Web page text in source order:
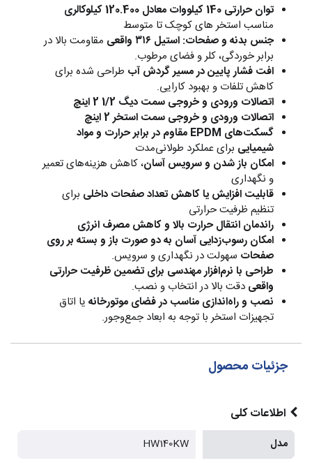
توان حرارتی 140 کیلووات معادل 120.400 کیلوکالری
مناسب استخر های کوچک تا متوسط
جنس بدنه و صفحات: استیل ۳۱۶ واقعی
مقاومت بالا در
برابر خوردگی، کلر و فضای مرطوب.
افت فشار پایین در مسیر گردش آب طراحی شده برای
کاهش تلفات و بهبود کارایی.
اتصالات ورودی و خروجی سمت دیگ 1/2 2 اینچ
اتصالات ورودی و خروجی سمت استخر 2 اینچ
گسکت‌های EPDM مقاوم در برابر حرارت و مواد
شیمیایی برای عملکرد طولانی‌مدت
امکان باز شدن و سرویس آسان، کاهش هزینه‌های تعمیر
و نگهداری
قابلیت افزایش یا کاهش تعداد صفحات داخلی برای
تنظیم ظرفیت حرارتی
راندمان انتقال حرارت بالا و کاهش مصرف انرژی
امکان رسوب‌زدایی آسان به دو صورت باز و بسته بر روی
صفحات سهولت در نگهداری و سرویس.
طراحی با نرم‌افزار مهندسی برای تضمین ظرفیت حرارتی
واقعی دقت بالا در انتخاب و نصب.
نصب و راه‌اندازی مناسب در فضای موتورخانه یا اتاق
تجهیزات استخر با توجه به ابعاد جمع‌وجور.
جزئیات محصول
اطلاعات کلی
مدل HW140KW